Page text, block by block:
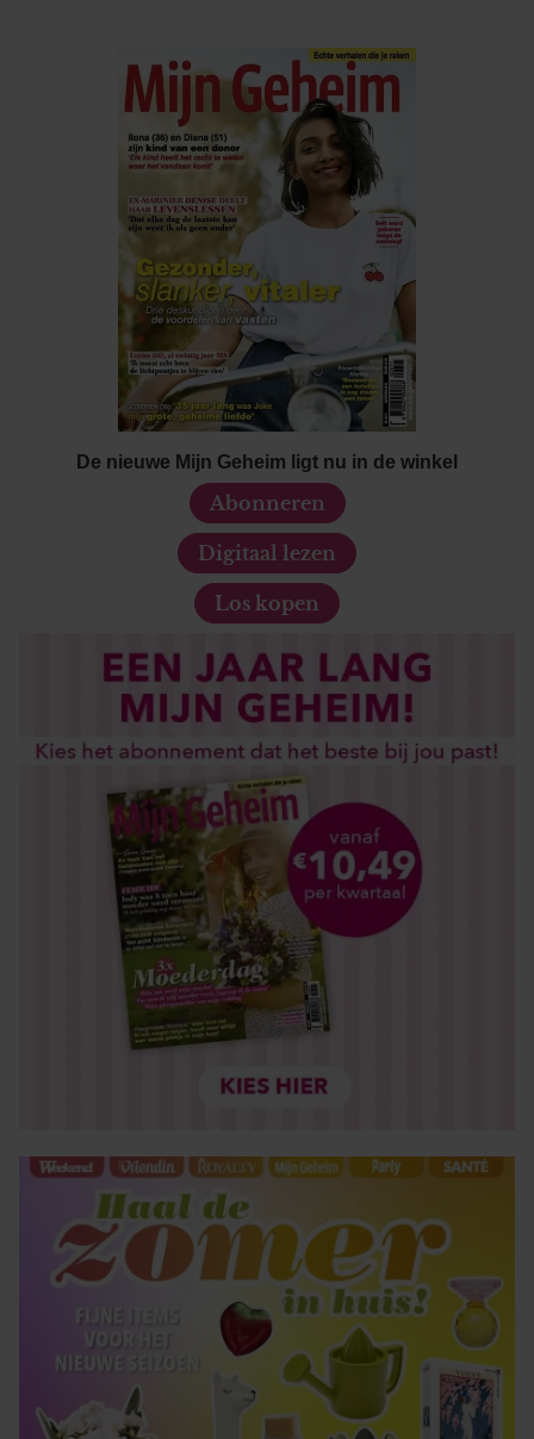
De nieuwe Mijn Geheim ligt nu in de winkel
Abonneren
Digitaal lezen
Los kopen